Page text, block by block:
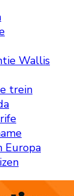
Wallis
trein
Europa